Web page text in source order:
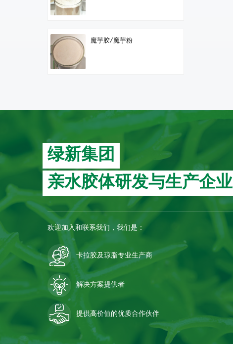
魔芋胶/魔芋粉
绿新集团
亲水胶体研发与生产企业
欢迎加入和联系我们，我们是：
卡拉胶及琼脂专业生产商
解决方案提供者
提供高价值的优质合作伙伴